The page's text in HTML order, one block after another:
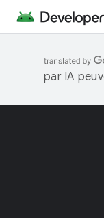
par IA